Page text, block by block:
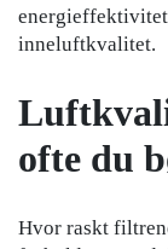
inneluftkvalitet.
ofte du
Hvor raskt